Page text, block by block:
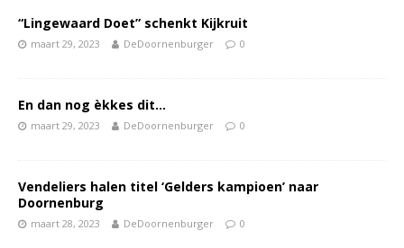
“Lingewaard Doet” schenkt Kijkruit
maart 29, 2023 DeDoornenburger 0
En dan nog èkkes dit…
maart 29, 2023 DeDoornenburger 0
Vendeliers halen titel ‘Gelders kampioen’ naar
Doornenburg
maart 28, 2023 DeDoornenburger 0